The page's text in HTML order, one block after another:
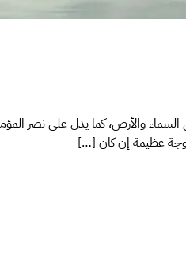
السماء والأرض، كما يدل على نصر
عظيمة إن كان […]